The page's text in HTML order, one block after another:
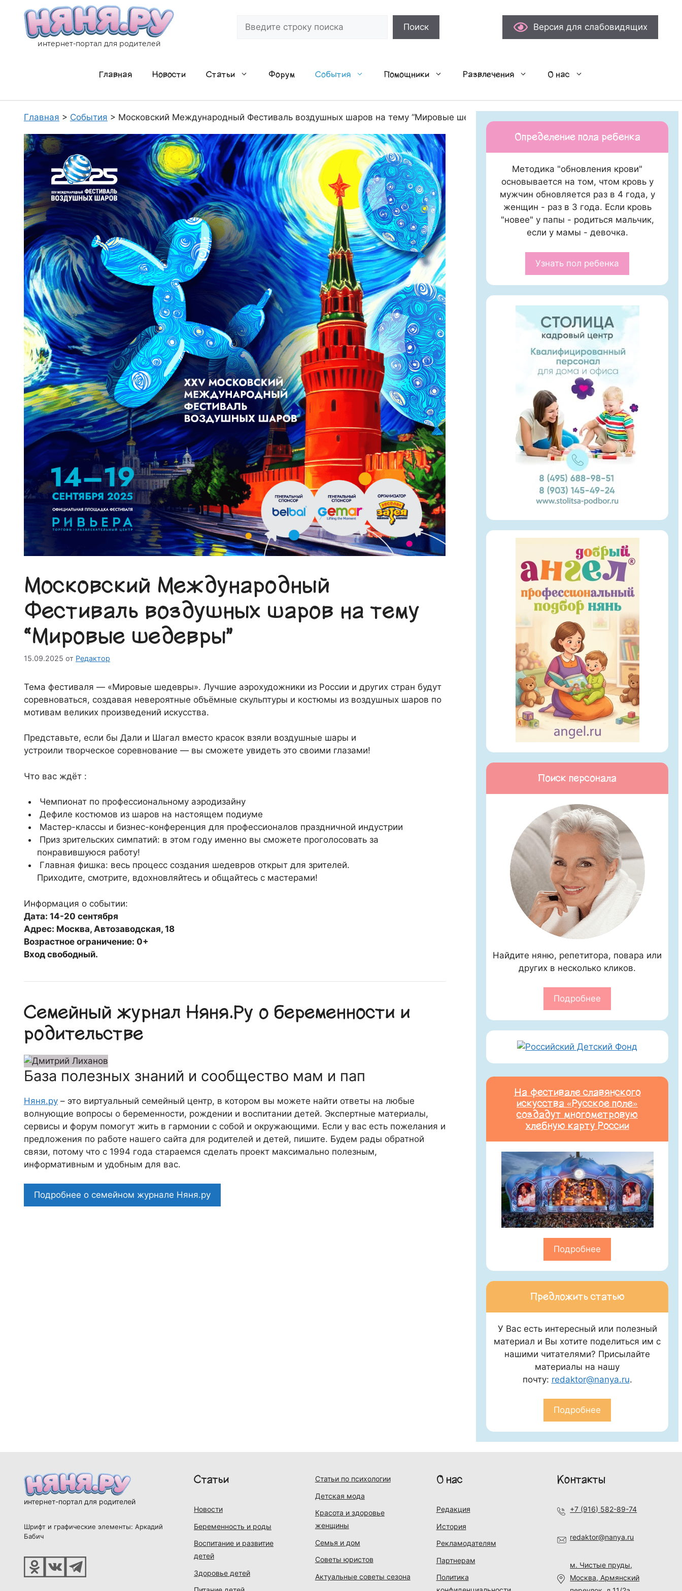
содержимому
интернет-портал для родителей
Поиск Версия для слабовидящих
Главная Новости Статьи Форум События Помощники Развлечения О нас
Главная > События > Московский Международный Фестиваль воздушных шаров на тему “Мировые шедевры”
Московский Международный
Фестиваль воздушных шаров на тему
“Мировые шедевры”
15.09.2025 от Редактор
Тема фестиваля — «Мировые шедевры». Лучшие аэрохудожники из России и других стран будут
соревноваться, создавая невероятные объёмные скульптуры и костюмы из воздушных шаров по
мотивам великих произведений искусства.
Представьте, если бы Дали и Шагал вместо красок взяли воздушные шары и
устроили творческое соревнование — вы сможете увидеть это своими глазами!
Что вас ждёт :
Чемпионат по профессиональному аэродизайну
Дефиле костюмов из шаров на настоящем подиуме
Мастер-классы и бизнес-конференция для профессионалов праздничной индустрии
Приз зрительских симпатий: в этом году именно вы сможете проголосовать за
понравившуюся работу!
Главная фишка: весь процесс создания шедевров открыт для зрителей.
Приходите, смотрите, вдохновляйтесь и общайтесь с мастерами!
Информация о событии:
Дата: 14-20 сентября
Адрес: Москва, Автозаводская, 18
Возрастное ограничение: 0+
Вход свободный.
Семейный журнал Няня.Ру о беременности и
родительстве
База полезных знаний и сообщество мам и пап
Няня.ру – это виртуальный семейный центр, в котором вы можете найти ответы на любые
волнующие вопросы о беременности, рождении и воспитании детей. Экспертные материалы,
сервисы и форум помогут жить в гармонии с собой и окружающими. Если у вас есть пожелания и
предложения по работе нашего сайта для родителей и детей, пишите. Будем рады обратной
связи, потому что c 1994 года стараемся сделать проект максимально полезным,
информативным и удобным для вас.
Подробнее о семейном журнале Няня.ру
Определение пола ребенка
Методика "обновления крови"
основывается на том, чтом кровь у
мужчин обновляется раз в 4 года, у
женщин - раз в 3 года. Если кровь
"новее" у папы - родиться мальчик,
если у мамы - девочка.
Узнать пол ребенка
Поиск персонала
Найдите няню, репетитора, повара или
других в несколько кликов.
Подробнее
На фестивале славянского
искусства «Русское поле»
создадут многометровую
хлебную карту России
Подробнее
Предложить статью
У Вас есть интересный или полезный
материал и Вы хотите поделиться им с
нашими читателями? Присылайте
материалы на нашу
почту: redaktor@nanya.ru.
Подробнее
интернет-портал для родителей
Шрифт и графические элементы: Аркадий
Бабич
Статьи
Новости
Беременность и роды
Воспитание и развитие
детей
Здоровье детей
Статьи по психологии
Детская мода
Красота и здоровье
женщины
Семья и дом
Советы юристов
Актуальные советы сезона
О нас
Редакция
История
Рекламодателям
Партнерам
Политика
Контакты
+7 (916) 582-89-74
redaktor@nanya.ru
м. Чистые пруды,
Москва, Армянский